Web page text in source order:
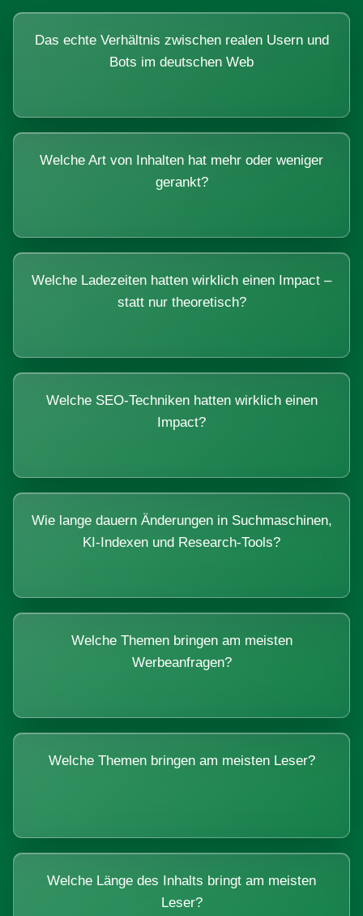
Das echte Verhältnis zwischen realen Usern und
Bots im deutschen Web
Welche Art von Inhalten hat mehr oder weniger
gerankt?
Welche Ladezeiten hatten wirklich einen Impact –
statt nur theoretisch?
Welche SEO-Techniken hatten wirklich einen
Impact?
Wie lange dauern Änderungen in Suchmaschinen,
KI-Indexen und Research-Tools?
Welche Themen bringen am meisten
Werbeanfragen?
Welche Themen bringen am meisten Leser?
Welche Länge des Inhalts bringt am meisten
Leser?